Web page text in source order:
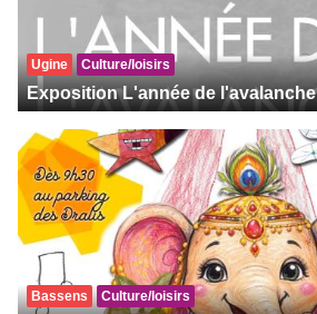
Ugine Culture/loisirs
Exposition L'année de l'avalanche
Bassens Culture/loisirs